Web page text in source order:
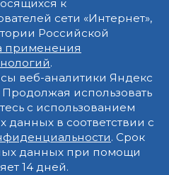
к
сети «Интернет»,
Российской
применения
.
веб-аналитики Яндекс
использовать
с использованием
данных в соответствии с
. Срок
данных при помощи
14 дней.